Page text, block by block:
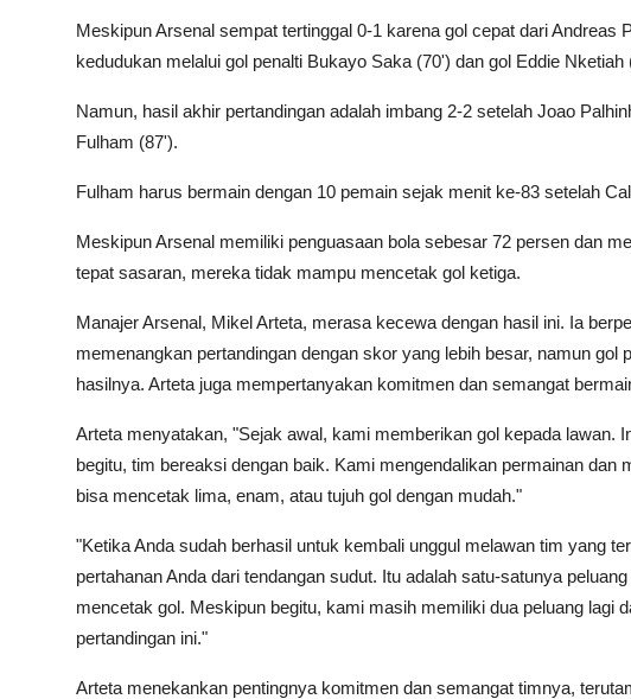
Meskipun Arsenal sempat tertinggal 0-1 karena gol cepat dari
kedudukan melalui gol penalti Bukayo Saka (70') dan gol Eddie Nketiah
Namun, hasil akhir pertandingan adalah imbang 2-2 setelah Joao
Fulham (87').
Fulham harus bermain dengan 10 pemain sejak menit ke-83 setelah
Meskipun Arsenal memiliki penguasaan bola sebesar 72 persen dan
tepat sasaran, mereka tidak mampu mencetak gol ketiga.
Manajer Arsenal, Mikel Arteta, merasa kecewa dengan hasil ini. Ia
memenangkan pertandingan dengan skor yang lebih besar, namun
hasilnya. Arteta juga mempertanyakan komitmen dan semangat
Arteta menyatakan, "Sejak awal, kami memberikan gol kepada lawan.
begitu, tim bereaksi dengan baik. Kami mengendalikan permainan
bisa mencetak lima, enam, atau tujuh gol dengan mudah."
"Ketika Anda sudah berhasil untuk kembali unggul melawan tim yang
pertahanan Anda dari tendangan sudut. Itu adalah satu-satunya
mencetak gol. Meskipun begitu, kami masih memiliki dua peluang lagi
pertandingan ini."
Arteta menekankan pentingnya komitmen dan semangat timnya,